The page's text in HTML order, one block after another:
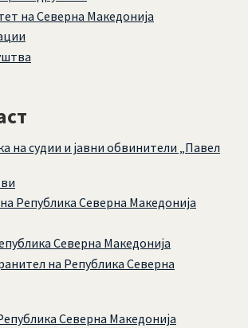
на Северна Македонија
на судии и јавни обвинители „Павел
Република Северна Македонија
Северна Македонија
на Република Северна
Северна Македонија